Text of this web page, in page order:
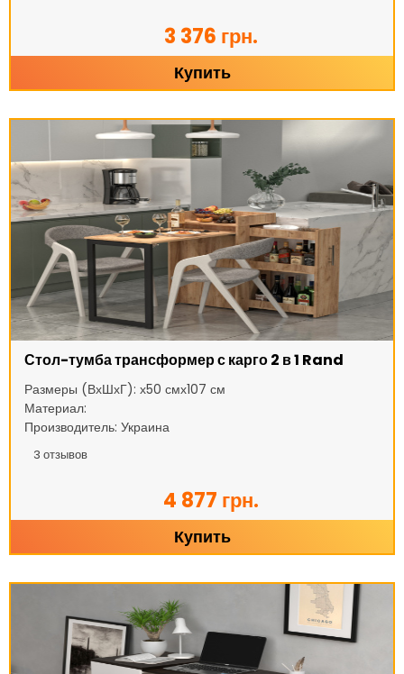
3 376 грн.
Купить
Стол-тумба трансформер с карго 2 в 1 Rand
Размеры (ВхШхГ): х50 смх107 см
Материал:
Производитель: Украина
3 отзывов
4 877 грн.
Купить